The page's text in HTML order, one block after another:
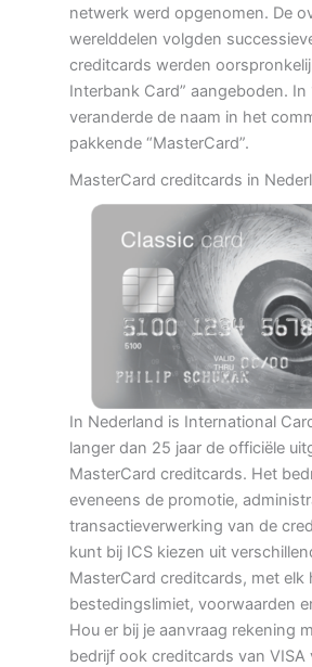
netwerk werd opgenomen. De
werelddelen volgden
creditcards werden
Interbank Card” aangeboden. In
veranderde de naam in het
pakkende “MasterCard”.
MasterCard creditcards in
In Nederland is International
langer dan 25 jaar de officiële
MasterCard creditcards. Het
eveneens de promotie,
transactieverwerking van de
kunt bij ICS kiezen uit
MasterCard creditcards, met elk
bestedingslimiet, voorwaarden
Hou er bij je aanvraag rekening
bedrijf ook creditcards van VISA